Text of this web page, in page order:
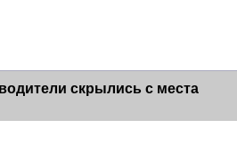
скрылись с места